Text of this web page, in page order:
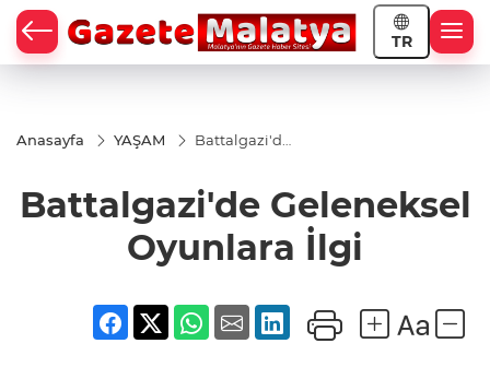
TR
Anasayfa YAŞAM
Battalgazi'de
Battalgazi'de Geleneksel
Oyunlara İlgi